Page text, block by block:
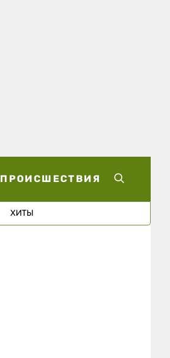
ПРОИСШЕСТВИЯ
ХИТЫ